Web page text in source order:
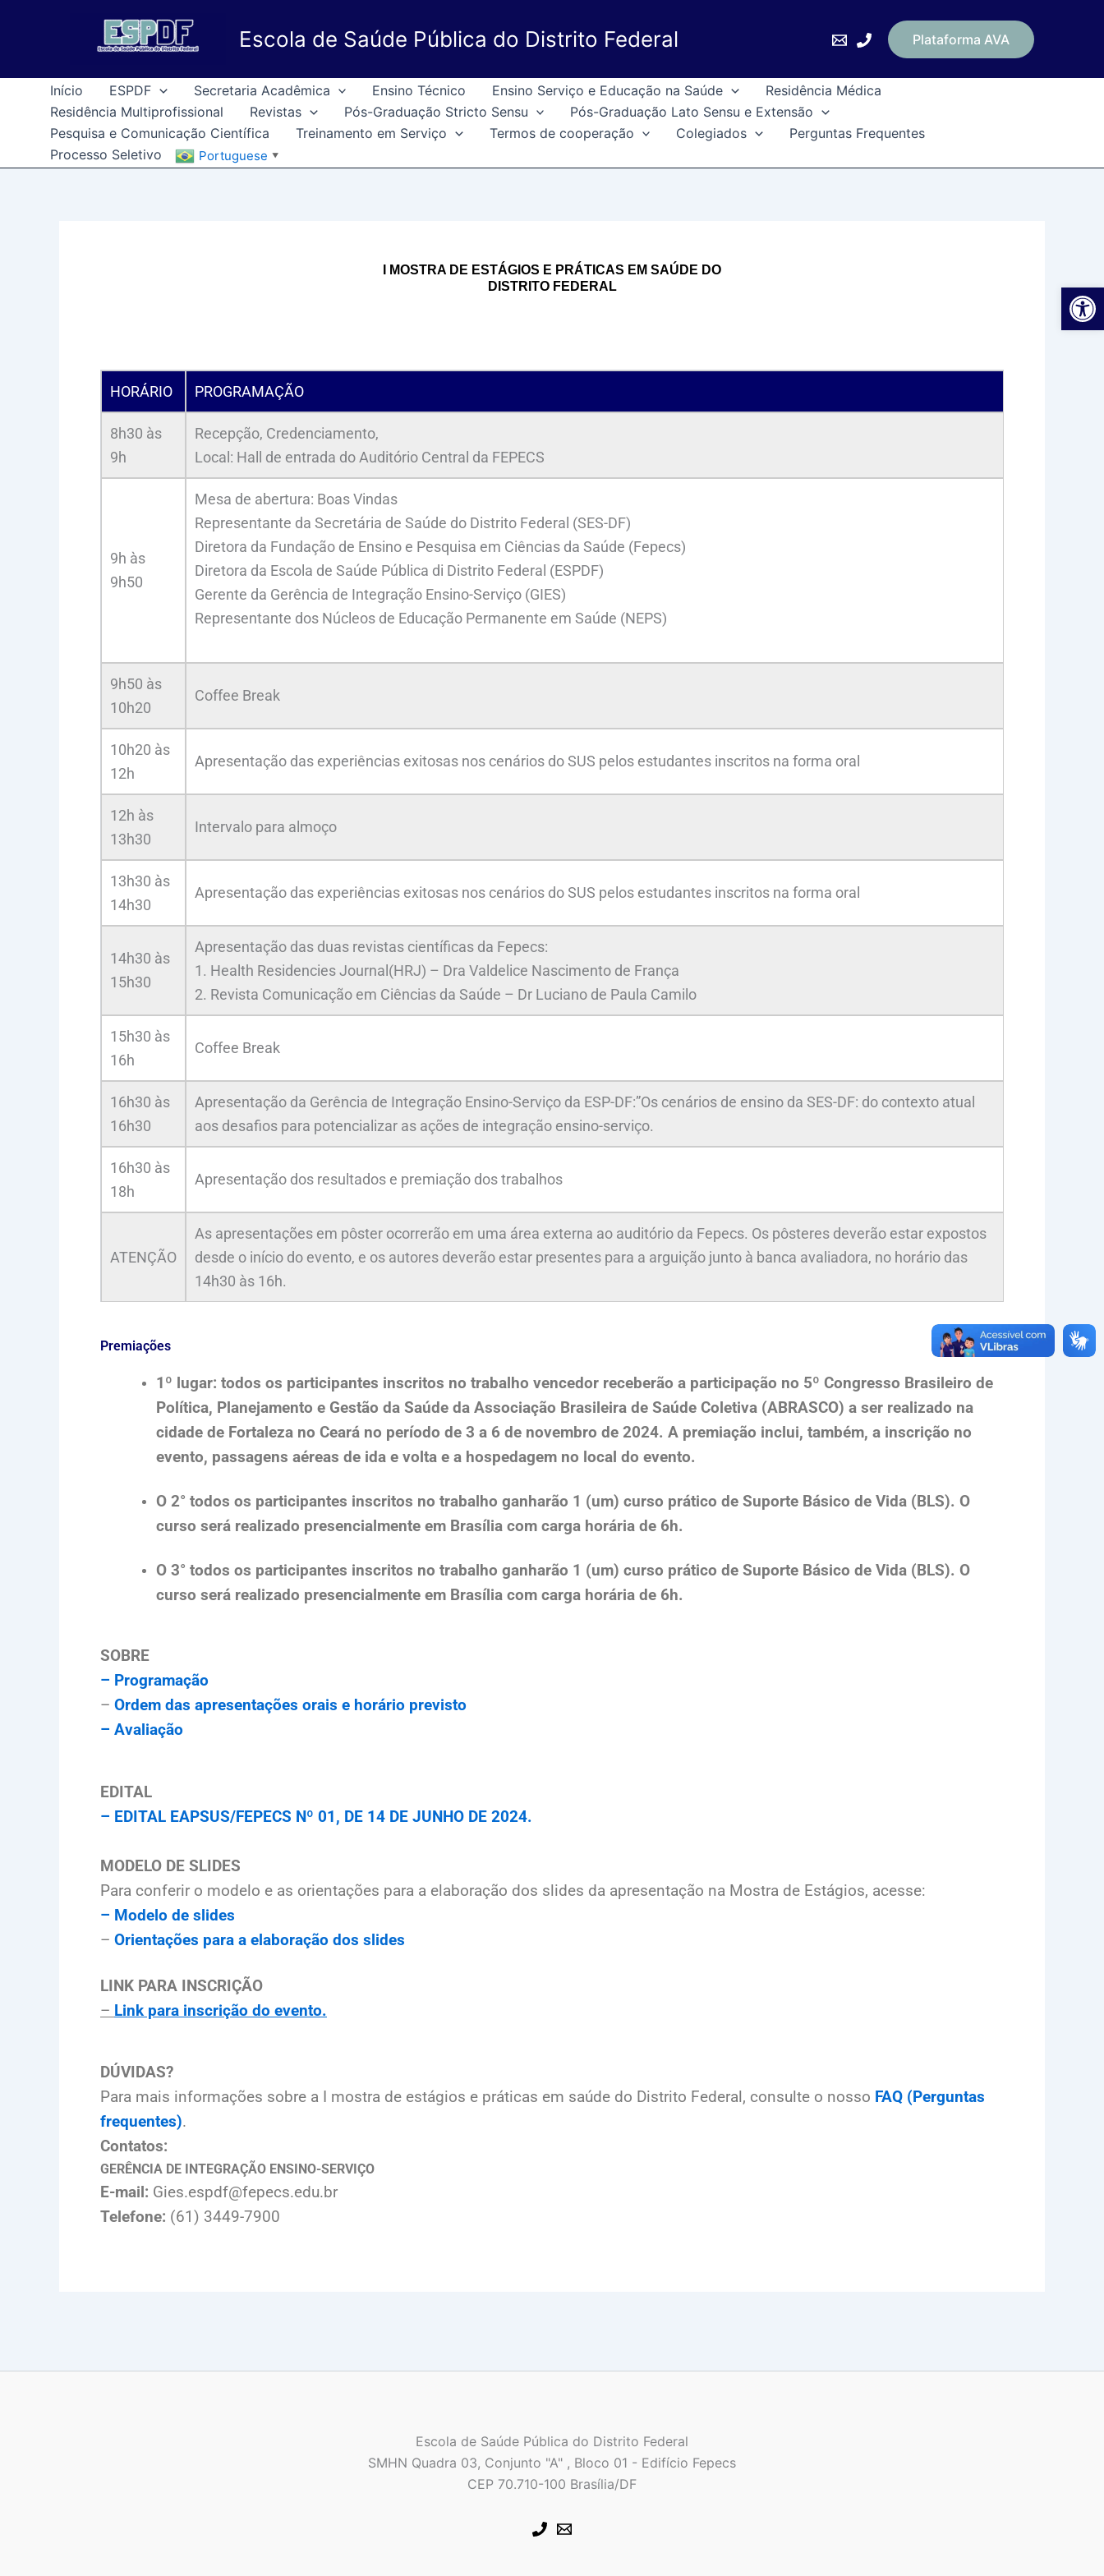
conteúdo
Escola de Saúde Pública do Distrito Federal Plataforma AVA
Início ESPDF Secretaria Acadêmica Ensino Técnico Ensino Serviço e Educação na Saúde
Residência Médica
Residência Multiprofissional
Revistas Pós-Graduação Stricto Sensu
Pós-Graduação Lato Sensu e Extensão
Pesquisa e Comunicação Científica
Treinamento em Serviço Termos de cooperação Colegiados
Perguntas Frequentes
Processo Seletivo
Portuguese ▼
I MOSTRA DE ESTÁGIOS E PRÁTICAS EM SAÚDE DO
DISTRITO FEDERAL
HORÁRIO PROGRAMAÇÃO
8h30 às
9h
Recepção, Credenciamento,
Local: Hall de entrada do Auditório Central da FEPECS
9h às
9h50
Mesa de abertura: Boas Vindas
Representante da Secretária de Saúde do Distrito Federal (SES-DF)
Diretora da Fundação de Ensino e Pesquisa em Ciências da Saúde (Fepecs)
Diretora da Escola de Saúde Pública di Distrito Federal (ESPDF)
Gerente da Gerência de Integração Ensino-Serviço (GIES)
Representante dos Núcleos de Educação Permanente em Saúde (NEPS)
9h50 às
10h20
Coffee Break
10h20 às
12h
Apresentação das experiências exitosas nos cenários do SUS pelos estudantes inscritos na forma oral
12h às
13h30
Intervalo para almoço
13h30 às
14h30
Apresentação das experiências exitosas nos cenários do SUS pelos estudantes inscritos na forma oral
14h30 às
15h30
Apresentação das duas revistas científicas da Fepecs:
1. Health Residencies Journal(HRJ) – Dra Valdelice Nascimento de França
2. Revista Comunicação em Ciências da Saúde – Dr Luciano de Paula Camilo
15h30 às
16h
Coffee Break
16h30 às
16h30
Apresentação da Gerência de Integração Ensino-Serviço da ESP-DF:”Os cenários de ensino da SES-DF: do contexto atual
aos desafios para potencializar as ações de integração ensino-serviço.
16h30 às
18h
Apresentação dos resultados e premiação dos trabalhos
ATENÇÃO
As apresentações em pôster ocorrerão em uma área externa ao auditório da Fepecs. Os pôsteres deverão estar expostos
desde o início do evento, e os autores deverão estar presentes para a arguição junto à banca avaliadora, no horário das
14h30 às 16h.
Premiações
1º lugar: todos os participantes inscritos no trabalho vencedor receberão a participação no 5º Congresso Brasileiro de
Política, Planejamento e Gestão da Saúde da Associação Brasileira de Saúde Coletiva (ABRASCO) a ser realizado na
cidade de Fortaleza no Ceará no período de 3 a 6 de novembro de 2024. A premiação inclui, também, a inscrição no
evento, passagens aéreas de ida e volta e a hospedagem no local do evento.
O 2° todos os participantes inscritos no trabalho ganharão 1 (um) curso prático de Suporte Básico de Vida (BLS). O
curso será realizado presencialmente em Brasília com carga horária de 6h.
O 3° todos os participantes inscritos no trabalho ganharão 1 (um) curso prático de Suporte Básico de Vida (BLS). O
curso será realizado presencialmente em Brasília com carga horária de 6h.
SOBRE
– Programação
– Ordem das apresentações orais e horário previsto
– Avaliação
EDITAL
– EDITAL EAPSUS/FEPECS Nº 01, DE 14 DE JUNHO DE 2024.
MODELO DE SLIDES
Para conferir o modelo e as orientações para a elaboração dos slides da apresentação na Mostra de Estágios, acesse:
– Modelo de slides
– Orientações para a elaboração dos slides
LINK PARA INSCRIÇÃO
– Link para inscrição do evento.
DÚVIDAS?
Para mais informações sobre a I mostra de estágios e práticas em saúde do Distrito Federal, consulte o nosso FAQ (Perguntas
frequentes).
Contatos:
GERÊNCIA DE INTEGRAÇÃO ENSINO-SERVIÇO
E-mail: Gies.espdf@fepecs.edu.br
Telefone: (61) 3449-7900
Escola de Saúde Pública do Distrito Federal
SMHN Quadra 03, Conjunto "A" , Bloco 01 - Edifício Fepecs
CEP 70.710-100 Brasília/DF